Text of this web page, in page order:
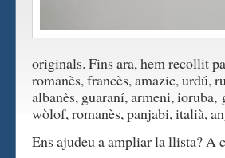
originals. Fins ara, hem recollit
romanès, francès, amazic, urdú,
albanès, guaraní, armeni,
wòlof, romanès, panjabi, italià,
Ens ajudeu a ampliar la llista? A